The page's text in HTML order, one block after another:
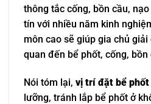
thông tắc cống, bồn cầu,
tín với nhiều năm kinh
môn cao sẽ giúp gia chủ
quan đến bể phốt, cống,
Nói tóm lại, vị trí đặt bể phốt
lưỡng, tránh lắp bể phốt ở